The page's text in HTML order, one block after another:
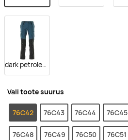
dark petroleum/black
Vali toote suurus
76C42 76C43 76C44 76C45
76C48 76C49 76C50 76C51